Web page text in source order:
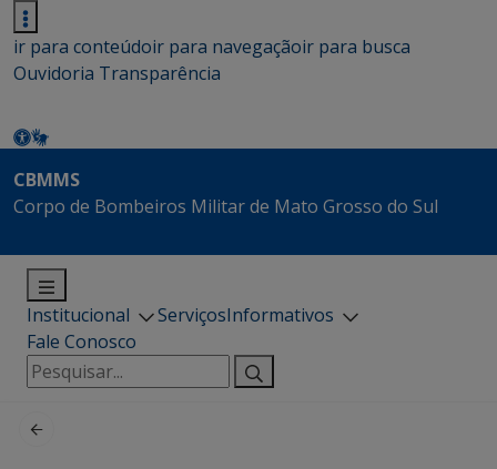
ir para conteúdoir para navegaçãoir para busca
Ouvidoria Transparência
CBMMS
Corpo de Bombeiros Militar de Mato Grosso do Sul
Institucional ServiçosInformativos
Fale Conosco
Pesquisar
por: